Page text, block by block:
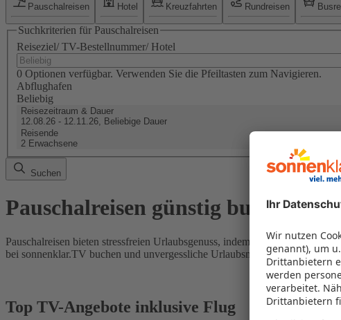
Pauschalreisen Hotel Kreuzfahrten Rundreisen
Suchkriterien für Pauschalreisen
Reiseziel/ TV-Bestellnummer/ Hotel
0 Optionen verfügbar. Verwenden Sie die Pfeiltasten zum Navigieren.
Abflughafen
Beliebig
Reisezeitraum & Dauer
12.08.26 - 12.11.26, Beliebige Dauer
Reisende
2 Erwachsene
Suchen
Pauschalreisen günstig buchen
Pauschalreisen bieten stressfreien Urlaubsgenuss, indem Flug und Hotel
bei sonnenklar.TV buchen und unvergessliche Urlaubsmomente erleben!
Top TV-Angebote inklusive Flug